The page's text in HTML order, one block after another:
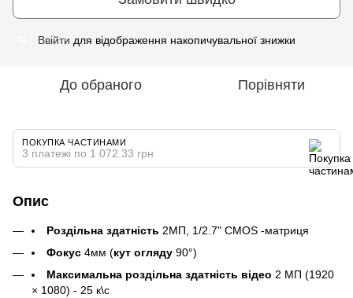
Ввійти для відображення накопичувальної знижки
До обраного Порівняти
ПОКУПКА ЧАСТИНАМИ
3 платежі по 1 072.33 грн
Опис
Роздільна здатність 2МП, 1/2.7" CMOS -матриця
Фокус 4мм (кут огляду 90°)
Максимальна роздільна здатність відео 2 МП (1920
× 1080) - 25 к\с